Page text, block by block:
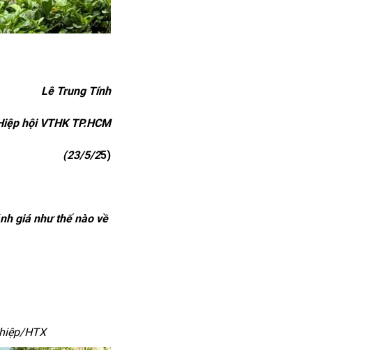
Lê Trung Tính
ệp hội VTHK TP.HCM
(23/5/25)
giá như thế nào về
/HTX